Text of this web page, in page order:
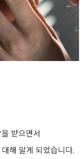
을 받으면서
대해 알게 되었습니다.